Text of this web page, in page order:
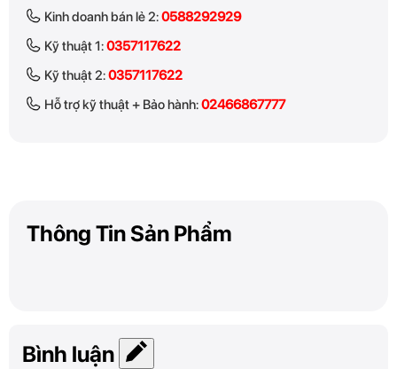
Kinh doanh bán lẻ 2:0588292929
Kỹ thuật 1:0357117622
Kỹ thuật 2:0357117622
Hỗ trợ kỹ thuật + Bảo hành:02466867777
Thông Tin Sản Phẩm
Bình luận